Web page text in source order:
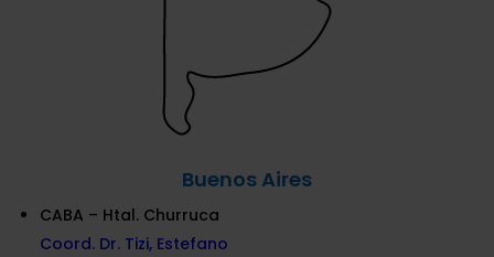
Buenos Aires
CABA – Htal. Churruca
Coord. Dr. Tizi, Estefano